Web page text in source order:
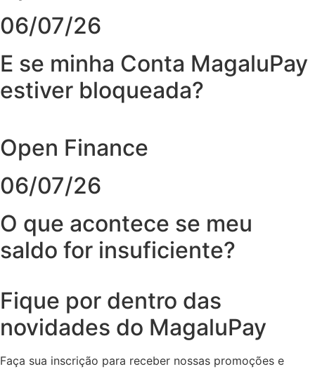
06/07/26
E se minha Conta MagaluPay
estiver bloqueada?
Open Finance
06/07/26
O que acontece se meu
saldo for insuficiente?
Fique por dentro das
novidades do MagaluPay
Faça sua inscrição para receber nossas promoções e